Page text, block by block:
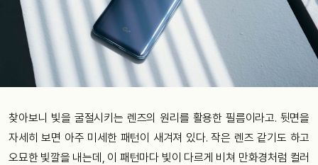
찾아보니 빛을 굴절시키는 렌즈의 원리를 활용한 필름이라고. 뒷면을
자세히 보면 아주 미세한 패턴이 새겨져 있다. 작은 렌즈 같기도 하고
오묘한 빛깔을 내는데, 이 패턴마다 빛이 다르게 비쳐 만화경처럼 컬러